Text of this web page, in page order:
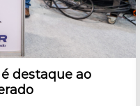
destaque ao